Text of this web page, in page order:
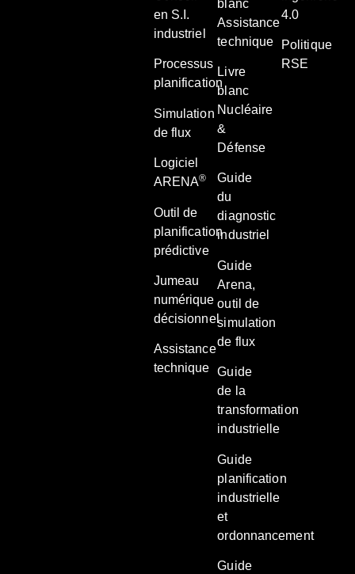
en S.I.
industriel
Processus
planification
Simulation
de flux
Logiciel
ARENA®
Outil de
planification
prédictive
Jumeau
numérique
décisionnel
Assistance
technique
blanc
Assistance
technique
Livre
blanc
Nucléaire
&
Défense
Guide
du
diagnostic
industriel
Guide
Arena,
outil de
simulation
de flux
Guide
de la
transformation
industrielle
Guide
planification
industrielle
et
ordonnancement
Guide
4.0
Politique
RSE